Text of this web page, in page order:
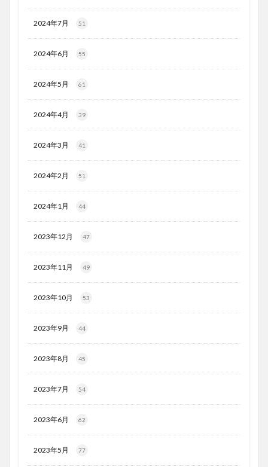
2024年7月 51
2024年6月 55
2024年5月 61
2024年4月 39
2024年3月 41
2024年2月 51
2024年1月 44
2023年12月 47
2023年11月 49
2023年10月 53
2023年9月 44
2023年8月 45
2023年7月 54
2023年6月 62
2023年5月 77